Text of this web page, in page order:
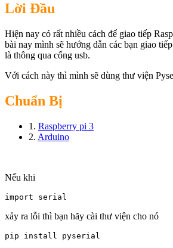
Lời Đầu
Hiện nay có rất nhiều cách để giao tiếp
bài nay mình sẽ hướng dẫn các bạn giao
là thông qua cổng usb.
Với cách này thì mình sẽ dùng thư viện
Chuẩn Bị
1. Raspberry pi 3
2. Arduino
Nếu khi
import serial
xảy ra lỗi thì bạn hãy cài thư viện cho nó
pip install pyserial